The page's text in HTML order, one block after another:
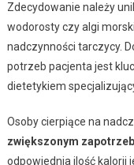
Zdecydowanie należy
wodorosty czy algi
nadczynności tarczycy.
potrzeb pacjenta jest
dietetykiem
Osoby cierpiące na
zwiększonym
odpowiednia ilość kalorii